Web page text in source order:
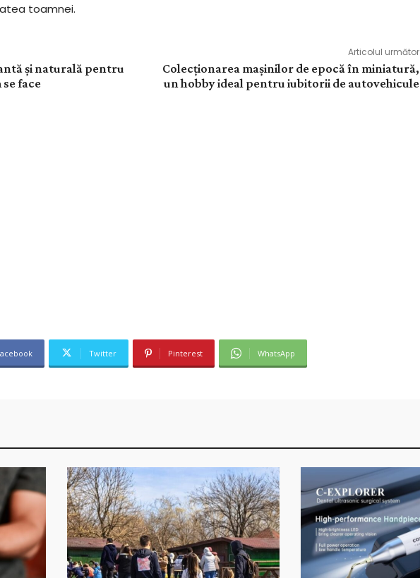
toamnei.
și naturală pentru
se face
Articolul următor
Colecționarea mașinilor de epocă în miniatură,
un hobby ideal pentru iubitorii de autovehicule
Twitter Pinterest WhatsApp